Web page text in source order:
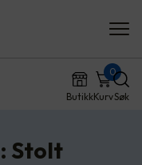
ButikkKurv
0
Søk
Stolt